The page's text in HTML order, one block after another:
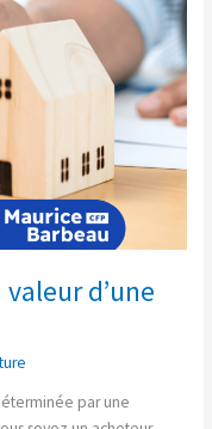
d’une
par une